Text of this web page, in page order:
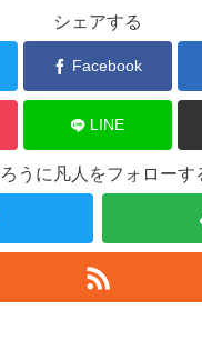
シェアする
Facebook
LINE
うに凡人をフォローす